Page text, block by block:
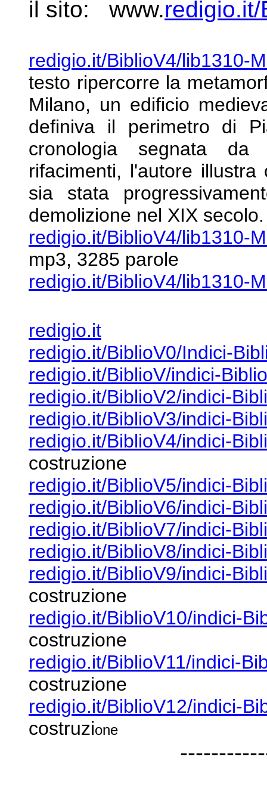
il sito: www.
redigio.it/BiblioV4/lib1310-
testo ripercorre la
Milano, un edificio
definiva il perimetro di
cronologia segnata da
rifacimenti, l'autore
sia stata
demolizione nel XIX secolo.
redigio.it/BiblioV4/lib1310-
mp3, 3285 parole
redigio.it/BiblioV4/lib1310-
redigio.it
redigio.it/BiblioV0/Indici-
redigio.it/BiblioV/indici-
redigio.it/BiblioV2/indici-
redigio.it/BiblioV3/indici-
redigio.it/BiblioV4/indici-
costruzione
redigio.it/BiblioV5/indici-
redigio.it/BiblioV6/indici-
redigio.it/BiblioV7/indici-
redigio.it/BiblioV8/indici-
redigio.it/BiblioV9/indici-
costruzione
redigio.it/BiblioV10/indici-
costruzione
redigio.it/BiblioV11/indici-
costruzione
redigio.it/BiblioV12/indici-
costruzione